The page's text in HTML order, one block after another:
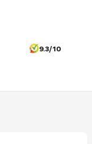
9.3/10